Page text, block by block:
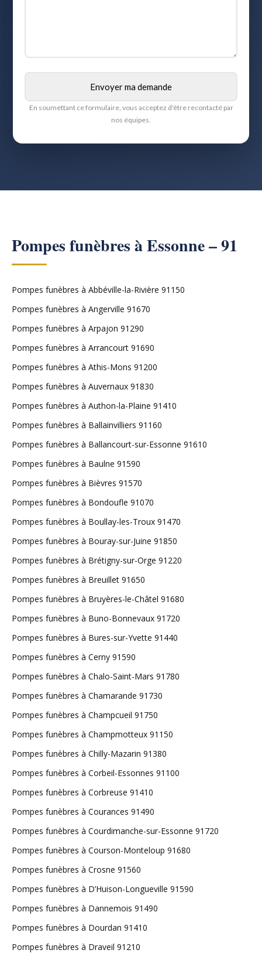
En soumettant ce formulaire, vous acceptez d'être recontacté par
nos équipes.
Pompes funèbres à Essonne – 91
Pompes funèbres à Abbéville-la-Rivière 91150
Pompes funèbres à Angerville 91670
Pompes funèbres à Arpajon 91290
Pompes funèbres à Arrancourt 91690
Pompes funèbres à Athis-Mons 91200
Pompes funèbres à Auvernaux 91830
Pompes funèbres à Authon-la-Plaine 91410
Pompes funèbres à Ballainvilliers 91160
Pompes funèbres à Ballancourt-sur-Essonne 91610
Pompes funèbres à Baulne 91590
Pompes funèbres à Bièvres 91570
Pompes funèbres à Bondoufle 91070
Pompes funèbres à Boullay-les-Troux 91470
Pompes funèbres à Bouray-sur-Juine 91850
Pompes funèbres à Brétigny-sur-Orge 91220
Pompes funèbres à Breuillet 91650
Pompes funèbres à Bruyères-le-Châtel 91680
Pompes funèbres à Buno-Bonnevaux 91720
Pompes funèbres à Bures-sur-Yvette 91440
Pompes funèbres à Cerny 91590
Pompes funèbres à Chalo-Saint-Mars 91780
Pompes funèbres à Chamarande 91730
Pompes funèbres à Champcueil 91750
Pompes funèbres à Champmotteux 91150
Pompes funèbres à Chilly-Mazarin 91380
Pompes funèbres à Corbeil-Essonnes 91100
Pompes funèbres à Corbreuse 91410
Pompes funèbres à Courances 91490
Pompes funèbres à Courdimanche-sur-Essonne 91720
Pompes funèbres à Courson-Monteloup 91680
Pompes funèbres à Crosne 91560
Pompes funèbres à D’Huison-Longueville 91590
Pompes funèbres à Dannemois 91490
Pompes funèbres à Dourdan 91410
Pompes funèbres à Draveil 91210